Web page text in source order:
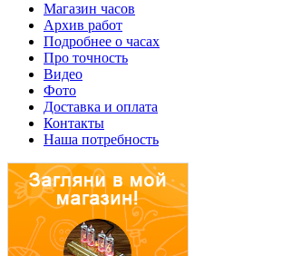
Магазин часов
Архив работ
Подробнее о часах
Про точность
Видео
Фото
Доставка и оплата
Контакты
Наша потребность